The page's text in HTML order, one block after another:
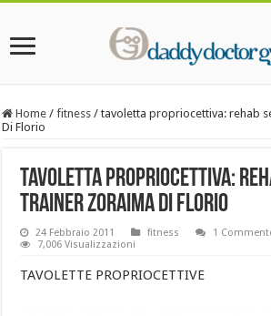
Home / fitness / tavoletta propriocettiva: rehab
Di Florio
tavoletta propriocettiva:
trainer Zoraima Di Florio
24 Febbraio 2011 fitness
1
7,006 Visualizzazioni
TAVOLETTE PROPRIOCETTIVE